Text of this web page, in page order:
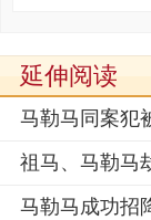
延伸阅读
马勒马同案犯
祖马、马勒马
名
马勒马成功招